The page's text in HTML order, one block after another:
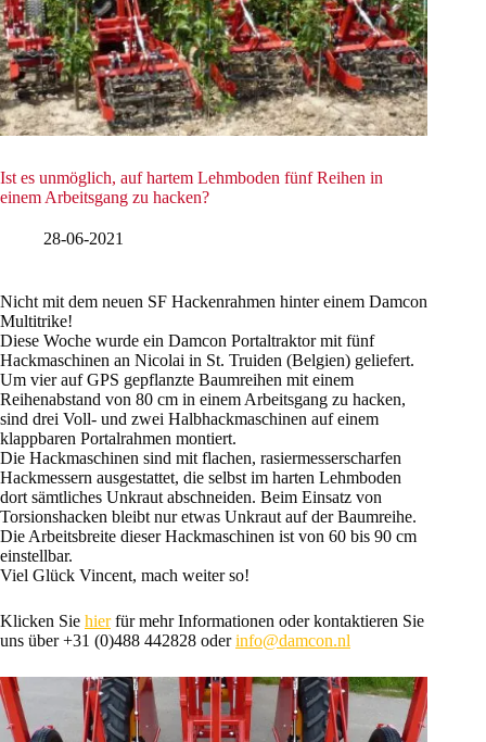
Ist es unmöglich, auf hartem Lehmboden fünf Reihen in
einem Arbeitsgang zu hacken?
28-06-2021
Nicht mit dem neuen SF Hackenrahmen hinter einem Damcon
Multitrike!
Diese Woche wurde ein Damcon Portaltraktor mit fünf
Hackmaschinen an Nicolai in St. Truiden (Belgien) geliefert.
Um vier auf GPS gepflanzte Baumreihen mit einem
Reihenabstand von 80 cm in einem Arbeitsgang zu hacken,
sind drei Voll- und zwei Halbhackmaschinen auf einem
klappbaren Portalrahmen montiert.
Die Hackmaschinen sind mit flachen, rasiermesserscharfen
Hackmessern ausgestattet, die selbst im harten Lehmboden
dort sämtliches Unkraut abschneiden. Beim Einsatz von
Torsionshacken bleibt nur etwas Unkraut auf der Baumreihe.
Die Arbeitsbreite dieser Hackmaschinen ist von 60 bis 90 cm
einstellbar.
Viel Glück Vincent, mach weiter so!
Klicken Sie hierfür mehr Informationen oder kontaktieren Sie
uns über +31 (0)488 442828 oderinfo@damcon.nl